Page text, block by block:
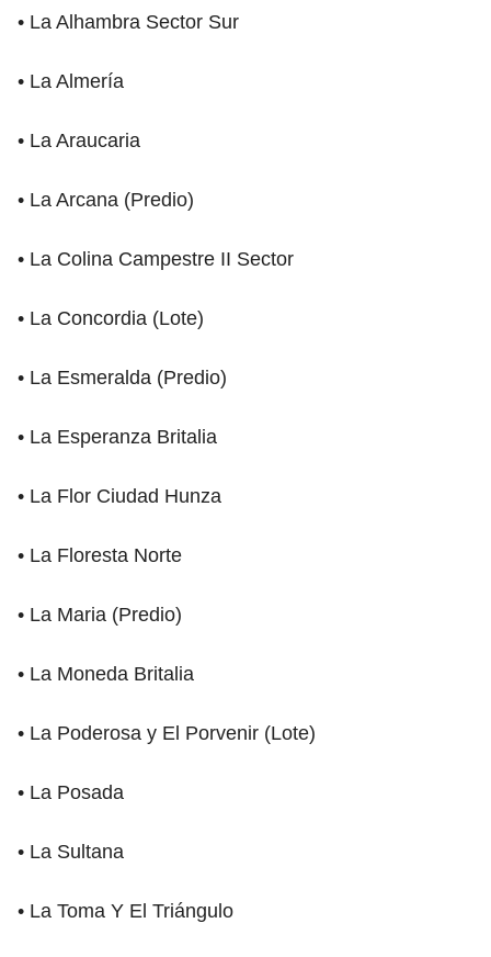
• La Alhambra Sector Sur
• La Almería
• La Araucaria
• La Arcana (Predio)
• La Colina Campestre II Sector
• La Concordia (Lote)
• La Esmeralda (Predio)
• La Esperanza Britalia
• La Flor Ciudad Hunza
• La Floresta Norte
• La Maria (Predio)
• La Moneda Britalia
• La Poderosa y El Porvenir (Lote)
• La Posada
• La Sultana
• La Toma Y El Triángulo